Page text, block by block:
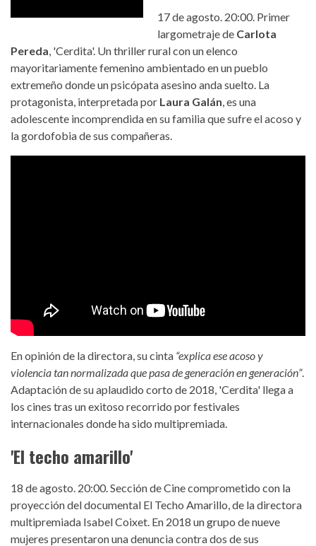
17 de agosto. 20:00. Primer
largometraje de Carlota
Pereda, 'Cerdita'. Un thriller rural con un elenco
mayoritariamente femenino ambientado en un pueblo
extremeño donde un psicópata asesino anda suelto. La
protagonista, interpretada por Laura Galán, es una
adolescente incomprendida en su familia que sufre el acoso y
la gordofobia de sus compañeras.
En opinión de la directora, su cinta “explica ese acoso y
violencia tan normalizada que pasa de generación en generación”.
Adaptación de su aplaudido corto de 2018, 'Cerdita' llega a
los cines tras un exitoso recorrido por festivales
internacionales donde ha sido multipremiada.
'El techo amarillo'
18 de agosto. 20:00. Sección de Cine comprometido con la
proyección del documental El Techo Amarillo, de la directora
multipremiada Isabel Coixet. En 2018 un grupo de nueve
mujeres presentaron una denuncia contra dos de sus